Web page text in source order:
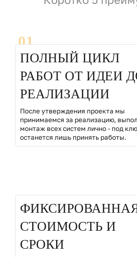
01
ПОЛНЫЙ ЦИКЛ
РАБОТ ОТ ИДЕИ
РЕАЛИЗАЦИИ
После утверждения проекта мы
принимаемся за реализацию,
монтаж всех систем лично - под
останется лишь принять работы.
02
СТОИМОСТЬ И
СРОКИ